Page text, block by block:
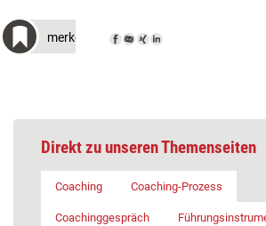
merken
Direkt zu unseren Themenseiten
Coaching Coaching-Prozess
Coachinggespräch